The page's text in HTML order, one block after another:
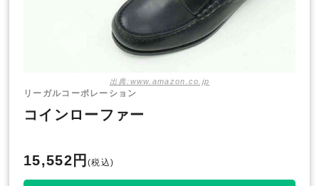
出典:www.amazon.co.jp
リーガルコーポレーション
コインローファー
15,552円(税込)